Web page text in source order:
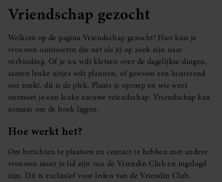
Vriendschap gezocht
Welkom op de pagina Vriendschap gezocht! Hier kun je
vrouwen ontmoeten die net als jij op zoek zijn naar
verbinding. Of je nu wilt kletsen over de dagelijkse dingen,
samen leuke uitjes wilt plannen, of gewoon een luisterend
oor zoekt, dit is de plek. Plaats je oproep en wie weet
ontmoet je een leuke nieuwe vriendschap. Vriendschap kan
zomaar om de hoek liggen.
Hoe werkt het?
Om berichten te plaatsen en contact te hebben met andere
vrouwen moet je lid zijn van de Vriendin Club en ingelogd
zijn. Dit is exclusief voor leden van de Vriendin Club.